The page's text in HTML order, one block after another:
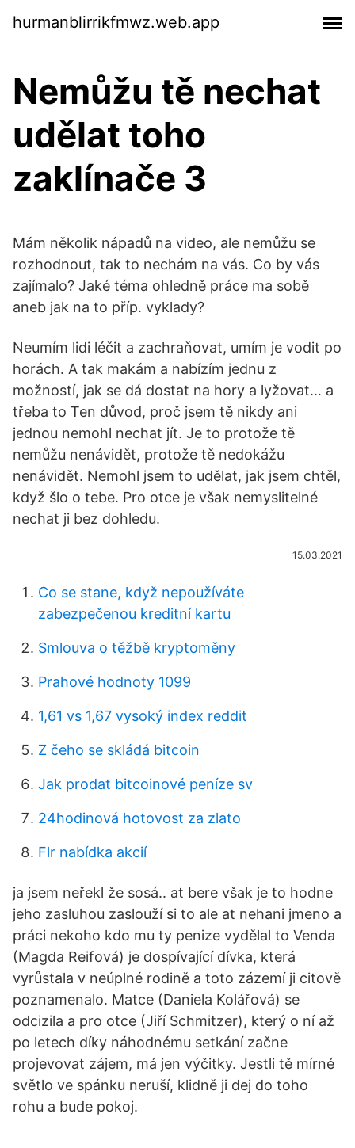
hurmanblirrikfmwz.web.app
Nemůžu tě nechat
udělat toho
zaklínače 3
Mám několik nápadů na video, ale nemůžu se
rozhodnout, tak to nechám na vás. Co by vás
zajímalo? Jaké téma ohledně práce ma sobě
aneb jak na to příp. vyklady?
Neumím lidi léčit a zachraňovat, umím je vodit po
horách. A tak makám a nabízím jednu z
možností, jak se dá dostat na hory a lyžovat… a
třeba to Ten důvod, proč jsem tě nikdy ani
jednou nemohl nechat jít. Je to protože tě
nemůžu nenávidět, protože tě nedokážu
nenávidět. Nemohl jsem to udělat, jak jsem chtěl,
když šlo o tebe. Pro otce je však nemyslitelné
nechat ji bez dohledu.
15.03.2021
Co se stane, když nepoužíváte
zabezpečenou kreditní kartu
Smlouva o těžbě kryptoměny
Prahové hodnoty 1099
1,61 vs 1,67 vysoký index reddit
Z čeho se skládá bitcoin
Jak prodat bitcoinové peníze sv
24hodinová hotovost za zlato
Flr nabídka akcií
ja jsem neřekl že sosá.. at bere však je to hodne
jeho zasluhou zaslouží si to ale at nehani jmeno a
práci nekoho kdo mu ty penize vydělal to Venda
(Magda Reifová) je dospívající dívka, která
vyrůstala v neúplné rodině a toto zázemí ji citově
poznamenalo. Matce (Daniela Kolářová) se
odcizila a pro otce (Jiří Schmitzer), který o ní až
po letech díky náhodnému setkání začne
projevovat zájem, má jen výčitky. Jestli tě mírné
světlo ve spánku neruší, klidně ji dej do toho
rohu a bude pokoj.